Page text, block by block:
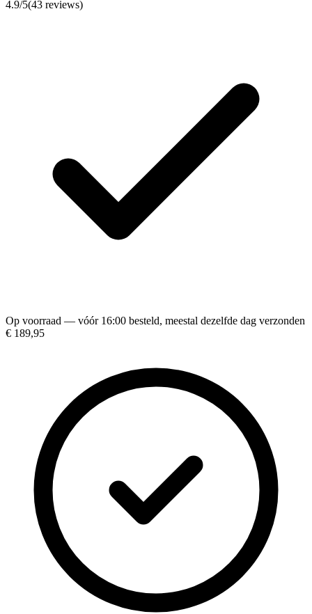
4.9/5(43 reviews)
Op voorraad — vóór 16:00 besteld, meestal dezelfde dag verzonden
€ 189,95